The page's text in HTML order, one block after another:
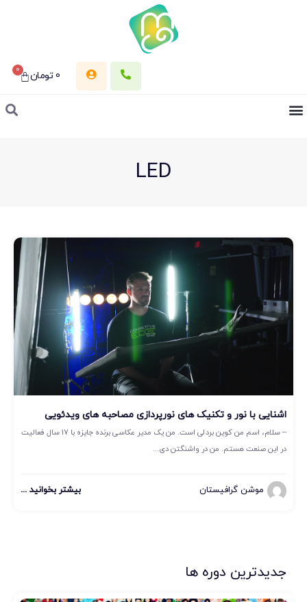
0 تومان 0
LED
اشنایی با نور و تکنیک های نورپردازی مصاحبه های ویدئویی
– سلام، اسم من کوین بردلی است. من یک مدیر عکاسی برنده جایزه با 17 سال فعالیت
در این صنعت هستم. من در واشنگتن دی...
موشن گرافیستان بیشتر بخوانید ...
جدیدترین دوره ها